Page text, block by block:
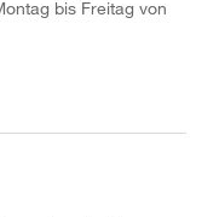
bis Freitag von